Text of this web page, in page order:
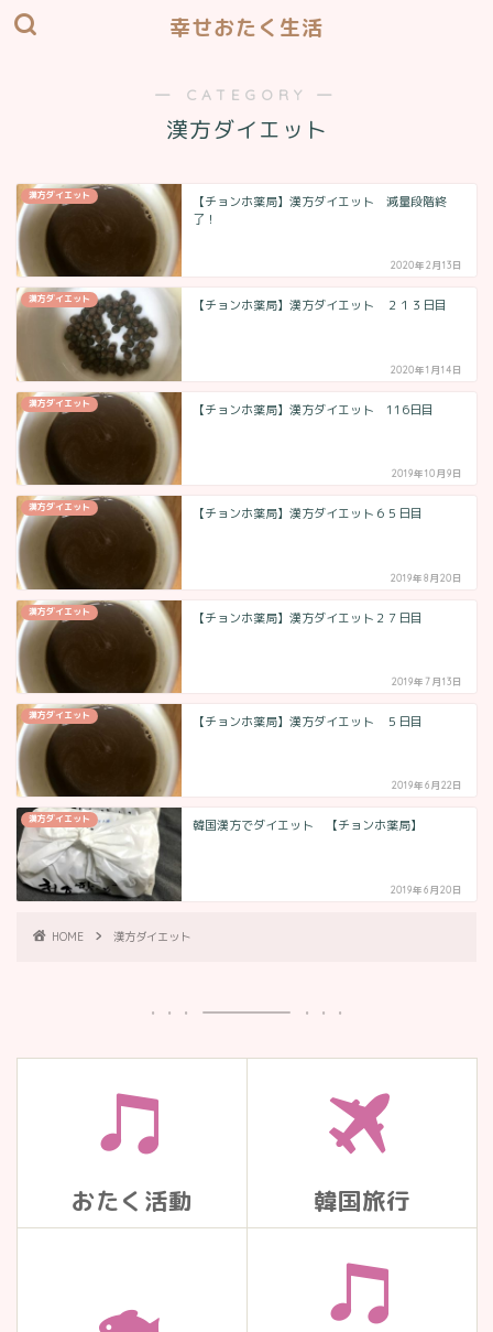
幸せおたく生活
― CATEGORY ―
漢方ダイエット
漢方ダイエット
【チョンホ薬局】漢方ダイエット 減量段階終
了！
2020年2月13日
漢方ダイエット 【チョンホ薬局】漢方ダイエット ２１３日目
2020年1月14日
漢方ダイエット 【チョンホ薬局】漢方ダイエット 116日目
2019年10月9日
漢方ダイエット 【チョンホ薬局】漢方ダイエット６５日目
2019年8月20日
漢方ダイエット 【チョンホ薬局】漢方ダイエット２７日目
2019年7月13日
漢方ダイエット 【チョンホ薬局】漢方ダイエット ５日目
2019年6月22日
漢方ダイエット 韓国漢方でダイエット 【チョンホ薬局】
2019年6月20日
HOME 漢方ダイエット
おたく活動 韓国旅行